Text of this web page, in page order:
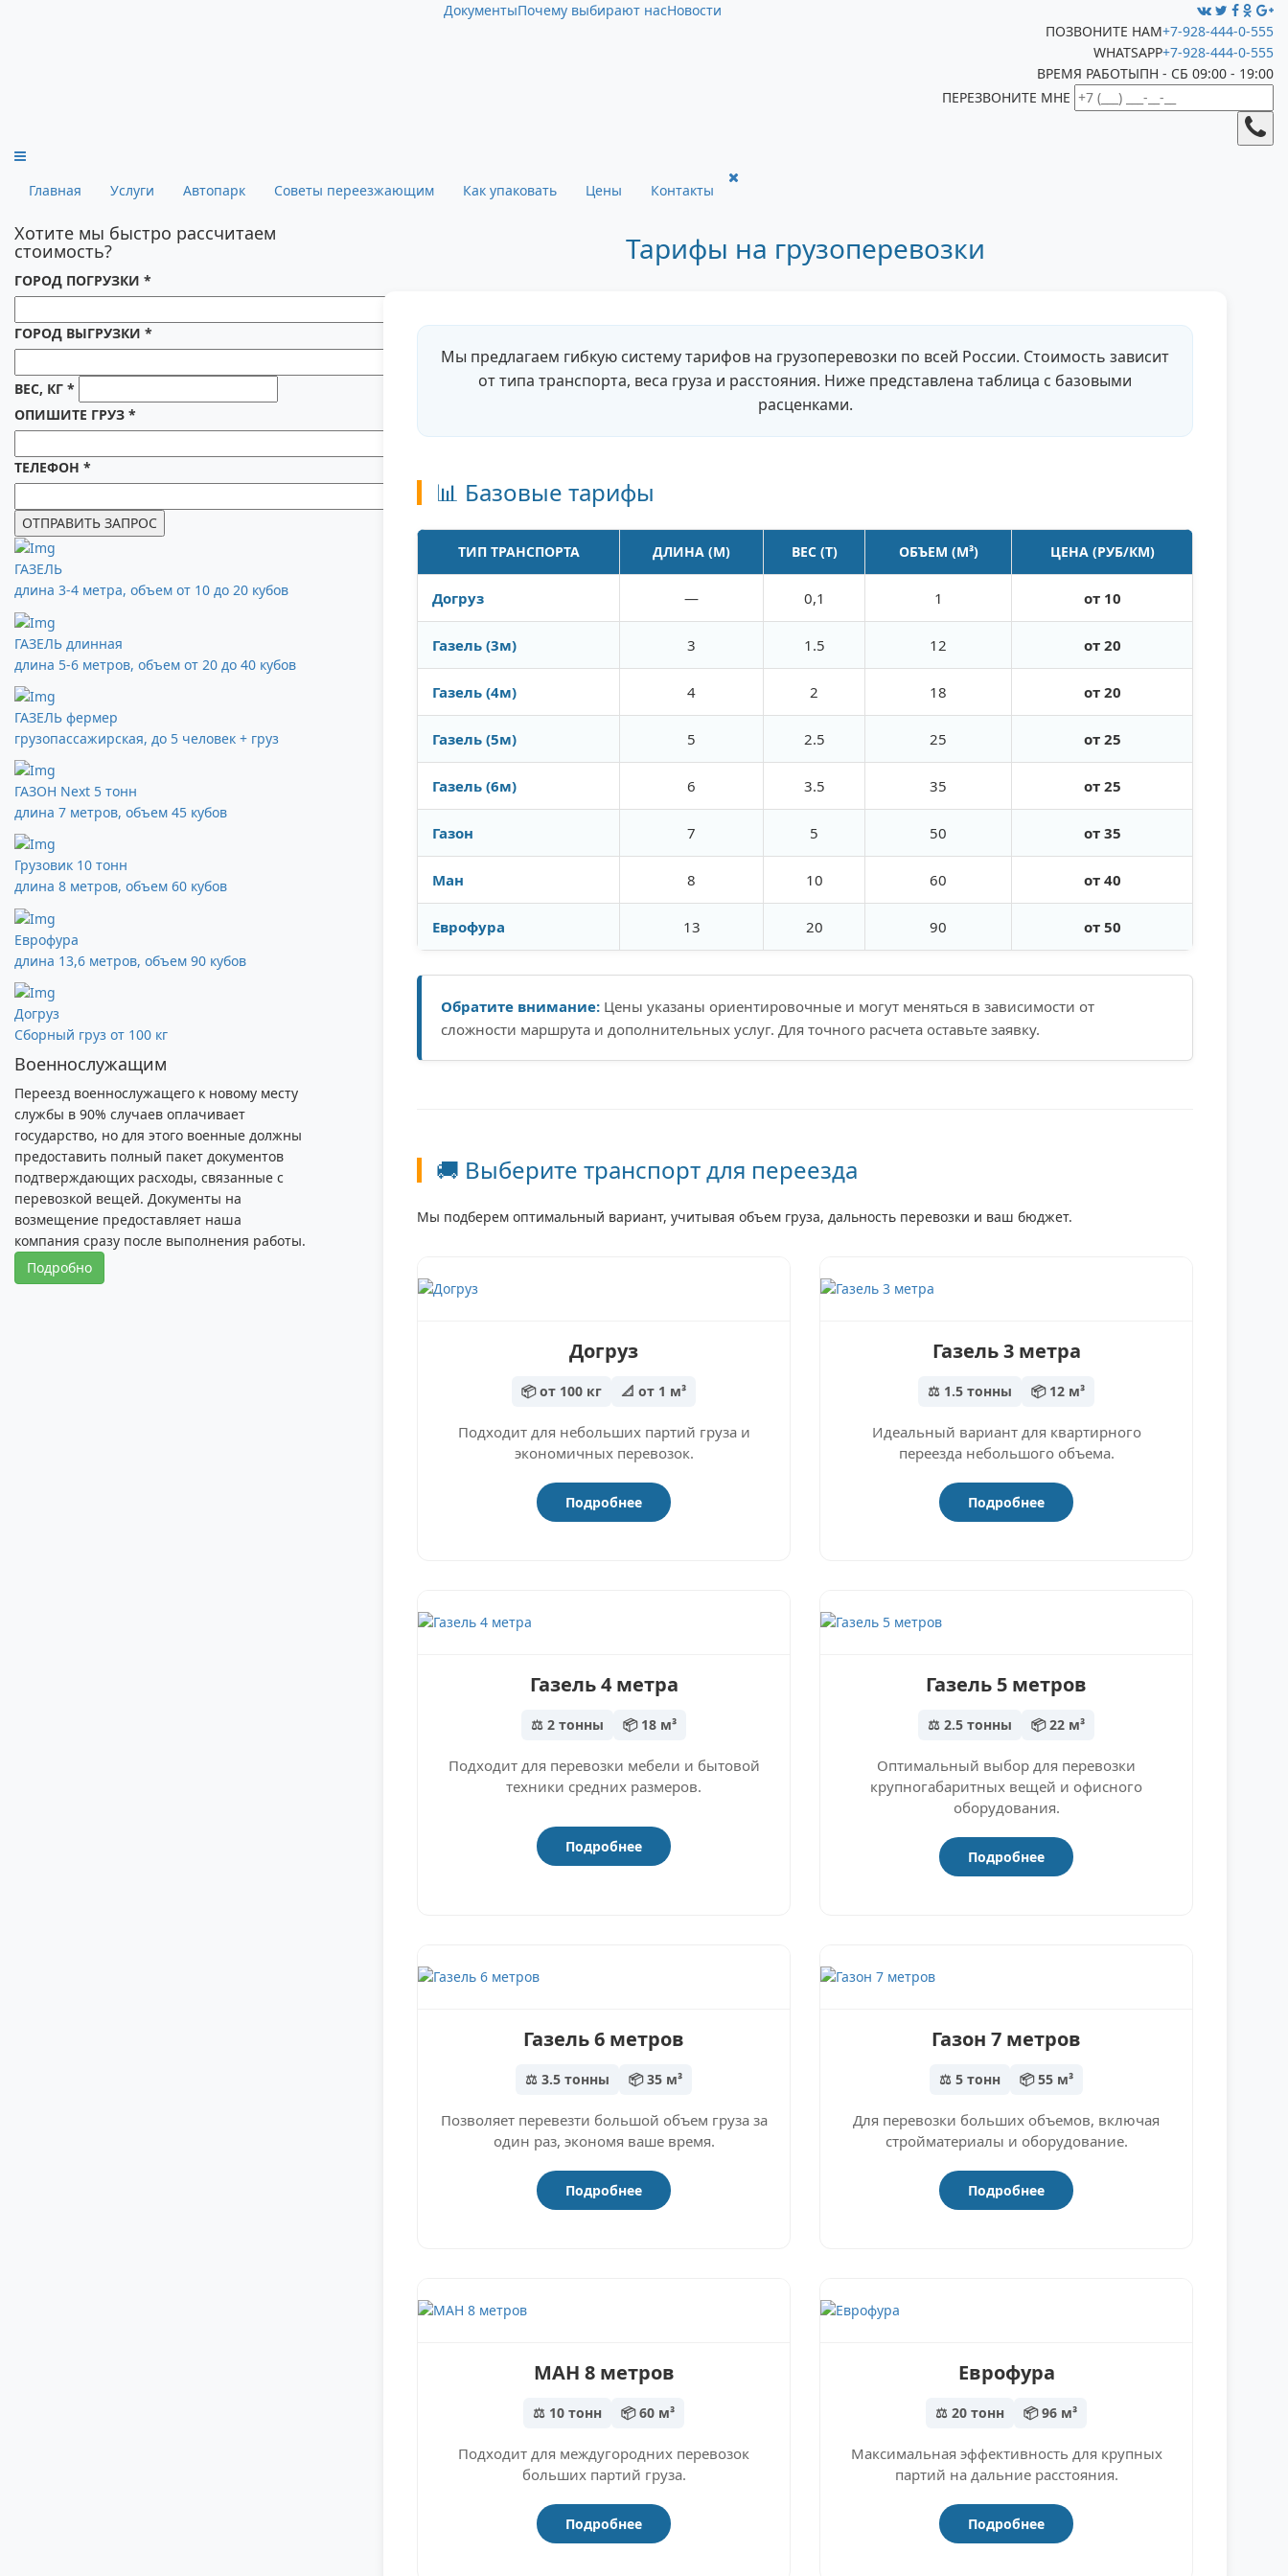
ДокументыПочему выбирают насНовости
ПОЗВОНИТЕ НАМ+7-928-444-0-555
WHATSAPP+7-928-444-0-555
ВРЕМЯ РАБОТЫПН - СБ 09:00 - 19:00
ПЕРЕЗВОНИТЕ МНЕ
Главная Услуги Автопарк Советы переезжающим Как упаковать Цены Контакты
Хотите мы быстро рассчитаем
стоимость?
ГОРОД ПОГРУЗКИ *
ГОРОД ВЫГРУЗКИ *
ВЕС, КГ *
ОПИШИТЕ ГРУЗ *
ТЕЛЕФОН *
ГАЗЕЛЬ
длина 3-4 метра, объем от 10 до 20 кубов
ГАЗЕЛЬ длинная
длина 5-6 метров, объем от 20 до 40 кубов
ГАЗЕЛЬ фермер
грузопассажирская, до 5 человек + груз
ГАЗОН Next 5 тонн
длина 7 метров, объем 45 кубов
Грузовик 10 тонн
длина 8 метров, объем 60 кубов
Еврофура
длина 13,6 метров, объем 90 кубов
Догруз
Сборный груз от 100 кг
Военнослужащим
Переезд военнослужащего к новому месту
службы в 90% случаев оплачивает
государство, но для этого военные должны
предоставить полный пакет документов
подтверждающих расходы, связанные с
перевозкой вещей. Документы на
возмещение предоставляет наша
компания сразу после выполнения работы.
Подробно
Тарифы на грузоперевозки
Мы предлагаем гибкую систему тарифов на грузоперевозки по всей России. Стоимость зависит
от типа транспорта, веса груза и расстояния. Ниже представлена таблица с базовыми
расценками.
📊 Базовые тарифы
ТИП ТРАНСПОРТА ДЛИНА (М) ВЕС (Т) ОБЪЕМ (М³) ЦЕНА (РУБ/КМ)
Догруз — 0,1 1 от 10
Газель (3м) 3 1.5 12 от 20
Газель (4м) 4 2 18 от 20
Газель (5м) 5 2.5 25 от 25
Газель (6м) 6 3.5 35 от 25
Газон 7 5 50 от 35
Ман 8 10 60 от 40
Еврофура 13 20 90 от 50
Обратите внимание: Цены указаны ориентировочные и могут меняться в зависимости от
сложности маршрута и дополнительных услуг. Для точного расчета оставьте заявку.
🚚 Выберите транспорт для переезда
Мы подберем оптимальный вариант, учитывая объем груза, дальность перевозки и ваш бюджет.
Догруз
📦 от 100 кг 📐 от 1 м³
Подходит для небольших партий груза и
экономичных перевозок.
Подробнее
Газель 3 метра
⚖️ 1.5 тонны 📦 12 м³
Идеальный вариант для квартирного
переезда небольшого объема.
Подробнее
Газель 4 метра
⚖️ 2 тонны 📦 18 м³
Подходит для перевозки мебели и бытовой
техники средних размеров.
Подробнее
Газель 5 метров
⚖️ 2.5 тонны 📦 22 м³
Оптимальный выбор для перевозки
крупногабаритных вещей и офисного
оборудования.
Подробнее
Газель 6 метров
⚖️ 3.5 тонны 📦 35 м³
Позволяет перевезти большой объем груза за
один раз, экономя ваше время.
Подробнее
Газон 7 метров
⚖️ 5 тонн 📦 55 м³
Для перевозки больших объемов, включая
стройматериалы и оборудование.
Подробнее
МАН 8 метров
⚖️ 10 тонн 📦 60 м³
Подходит для междугородних перевозок
больших партий груза.
Подробнее
Еврофура
⚖️ 20 тонн 📦 96 м³
Максимальная эффективность для крупных
партий на дальние расстояния.
Подробнее